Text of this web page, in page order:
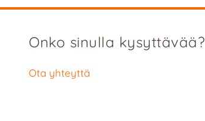
Onko sinulla kysyttävää?
Ota yhteyttä